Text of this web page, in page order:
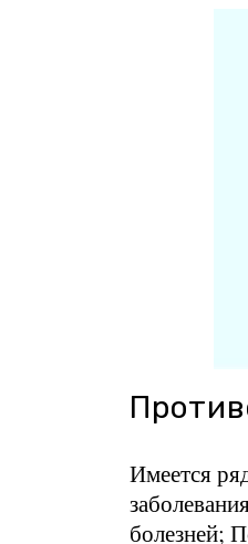
Имеется
болезней;